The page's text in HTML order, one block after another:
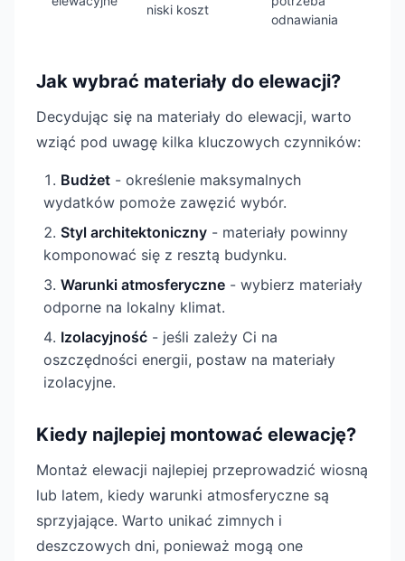
niski koszt
odnawiania
Jak wybrać materiały do elewacji?
Decydując się na materiały do elewacji, warto
wziąć pod uwagę kilka kluczowych czynników:
Budżet - określenie maksymalnych
wydatków pomoże zawęzić wybór.
Styl architektoniczny - materiały powinny
komponować się z resztą budynku.
Warunki atmosferyczne - wybierz materiały
odporne na lokalny klimat.
Izolacyjność - jeśli zależy Ci na
oszczędności energii, postaw na materiały
izolacyjne.
Kiedy najlepiej montować elewację?
Montaż elewacji najlepiej przeprowadzić wiosną
lub latem, kiedy warunki atmosferyczne są
sprzyjające. Warto unikać zimnych i
deszczowych dni, ponieważ mogą one